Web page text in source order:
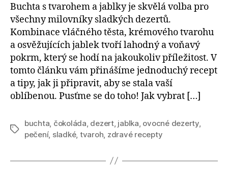
Buchta s tvarohem a jablky je skvělá volba pro
všechny milovníky sladkých dezertů.
Kombinace vláčného těsta, krémového tvarohu
a osvěžujících jablek tvoří lahodný a voňavý
pokrm, který se hodí na jakoukoliv příležitost. V
tomto článku vám přinášíme jednoduchý recept
a tipy, jak ji připravit, aby se stala vaší
oblíbenou. Pusťme se do toho! Jak vybrat […]
Štítky
buchta, čokoláda, dezert, jablka, ovocné dezerty,
pečení, sladké, tvaroh, zdravé recepty